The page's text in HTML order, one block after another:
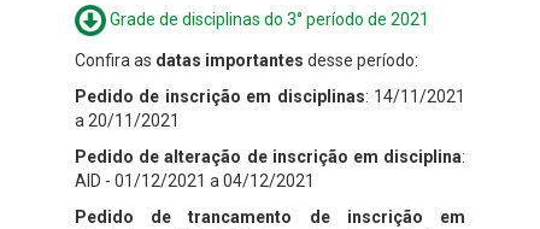
Grade de disciplinas do 3° período de 2021
Confira as datas importantes desse período:
Pedido de inscrição em disciplinas: 14/11/2021
a 20/11/2021
Pedido de alteração de inscrição em disciplina:
AID - 01/12/2021 a 04/12/2021
Pedido de trancamento de inscrição em